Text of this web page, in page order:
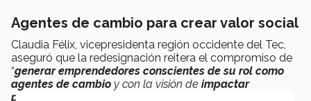
Agentes de cambio para crear valor social
Claudia Félix, vicepresidenta región occidente del Tec,
aseguró que la redesignación reitera el compromiso de
“generar emprendedores conscientes de su rol como
agentes de cambio y con la visión de impactar
positivamente en su entorno